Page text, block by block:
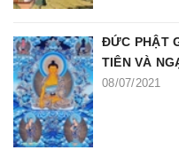
ĐỨC PHẬT
TIÊN VÀ
08/07/2021